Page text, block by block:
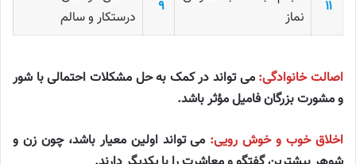
۱۱
نماز
۹
درستکار و سالم
اصالت خانوادگی: می تواند در کمک به حل مشکلات احتمالی با شور
و مشورت بزرگان فامیل مؤثر باشد.
اخلاق خوب و خوش رویی: می تواند اولین معیار باشد، چون زن و